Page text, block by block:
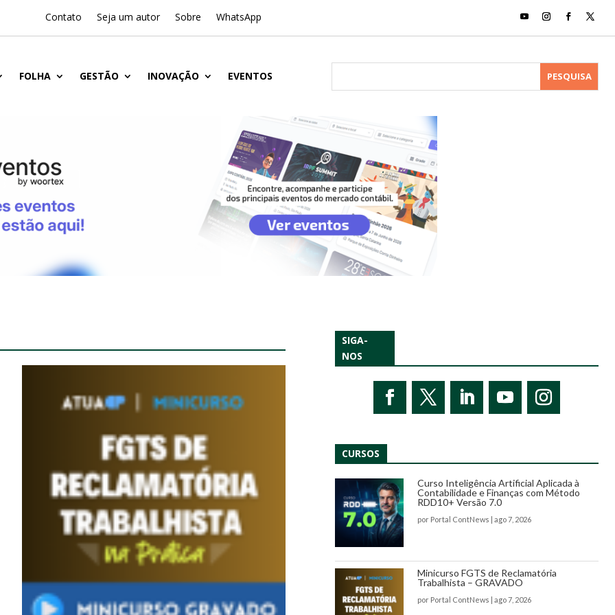
Contato Seja um autor Sobre WhatsApp
FOLHA GESTÃO INOVAÇÃO EVENTOS
SIGA-
NOS
CURSOS
Curso Inteligência Artificial Aplicada à
Contabilidade e Finanças com Método
RDD10+ Versão 7.0
por Portal ContNews | ago 7, 2026
Minicurso FGTS de Reclamatória
Trabalhista – GRAVADO
por Portal ContNews | ago 7, 2026